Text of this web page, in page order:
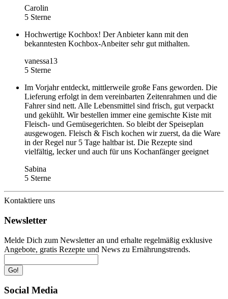
Carolin
5 Sterne
Hochwertige Kochbox! Der Anbieter kann mit den
bekanntesten Kochbox-Anbeiter sehr gut mithalten.
vanessa13
5 Sterne
Im Vorjahr entdeckt, mittlerweile große Fans geworden. Die
Lieferung erfolgt in dem vereinbarten Zeitenrahmen und die
Fahrer sind nett. Alle Lebensmittel sind frisch, gut verpackt
und gekühlt. Wir bestellen immer eine gemischte Kiste mit
Fleisch- und Gemüsegerichten. So bleibt der Speiseplan
ausgewogen. Fleisch & Fisch kochen wir zuerst, da die Ware
in der Regel nur 5 Tage haltbar ist. Die Rezepte sind
vielfältig, lecker und auch für uns Kochanfänger geeignet
Sabina
5 Sterne
Kontaktiere uns
Newsletter
Melde Dich zum Newsletter an und erhalte regelmäßig exklusive
Angebote, gratis Rezepte und News zu Ernährungstrends.
Go!
Social Media